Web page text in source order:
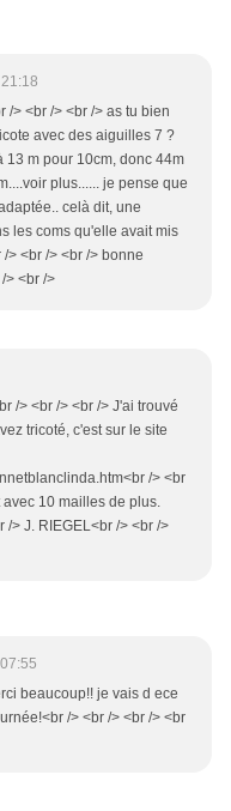
/> <br /> <br /> as tu bien
avec des aiguilles 7 ?
13 m pour 10cm, donc 44m
plus...... je pense que
celà dit, une
les coms qu'elle avait mis
> <br /> <br /> bonne
> <br />
/> <br /> <br /> J'ai trouvé
tricoté, c'est sur le site
/> <br
10 mailles de plus.
/> J. RIEGEL<br /> <br />
beaucoup!! je vais d ece
/> <br /> <br /> <br